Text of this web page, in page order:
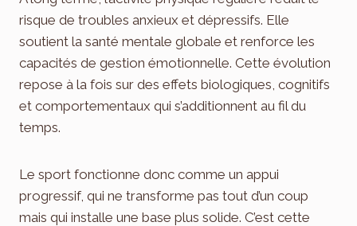
risque de troubles anxieux et dépressifs. Elle
soutient la santé mentale globale et renforce les
capacités de gestion émotionnelle. Cette évolution
repose à la fois sur des effets biologiques, cognitifs
et comportementaux qui s’additionnent au fil du
temps.
Le sport fonctionne donc comme un appui
progressif, qui ne transforme pas tout d’un coup
mais qui installe une base plus solide. C’est cette